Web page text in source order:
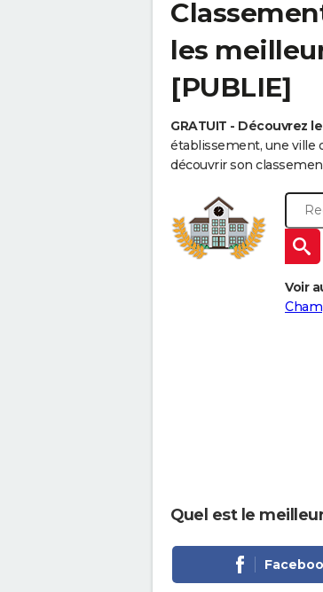
les
[PUBLIE]
GRATUIT - Découvrez
établissement, une ville
découvrir son
Voir
Quel est le